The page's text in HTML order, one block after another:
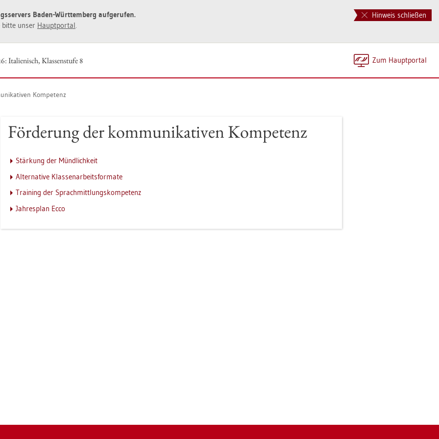
Hinweis schließen
Baden-Würt­tem­berg auf­ge­ru­fen.
bitte unser Haupt­por­tal.
Zum Haupt­por­tal
Ita­lie­nisch, Klas­sen­stu­fe 8
Kom­pe­tenz
För­de­rung der kom­mu­ni­ka­ti­ven Kom­pe­tenz
Stär­kung der Münd­lich­keit
Al­ter­na­ti­ve Klas­sen­ar­beits­for­ma­te
Trai­ning der Sprach­mitt­lungs­kom­pe­tenz
Jah­res­plan Ecco